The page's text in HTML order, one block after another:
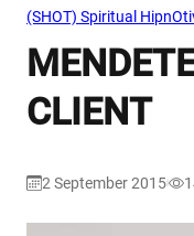
(SHOT) Spiritual
CLIENT
2 September 2015